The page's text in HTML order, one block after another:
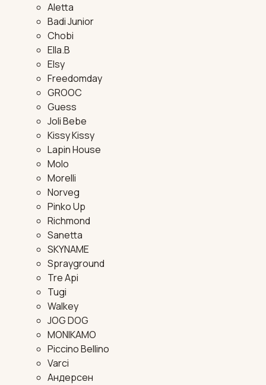
Aletta
Badi Junior
Chobi
Ella.B
Elsy
Freedomday
GROOC
Guess
Joli Bebe
Kissy Kissy
Lapin House
Molo
Morelli
Norveg
Pinko Up
Richmond
Sanetta
SKYNAME
Sprayground
Tre Api
Tugi
Walkey
JOG DOG
MONIKAMO
Piccino Bellino
Varci
Андерсен